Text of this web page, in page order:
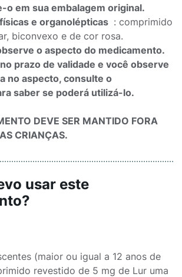
o em sua embalagem original.
e organolépticas : comprimido
biconvexo e de cor rosa.
o aspecto do medicamento.
prazo de validade e você observe
no aspecto, consulte o
saber se poderá utilizá-lo.
DEVE SER MANTIDO FORA
CRIANÇAS.
usar este
(maior ou igual a 12 anos de
revestido de 5 mg de Lur uma